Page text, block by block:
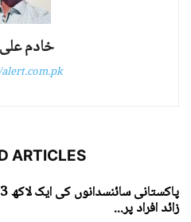
خادم
ARTICLES
زائد افراد پر...